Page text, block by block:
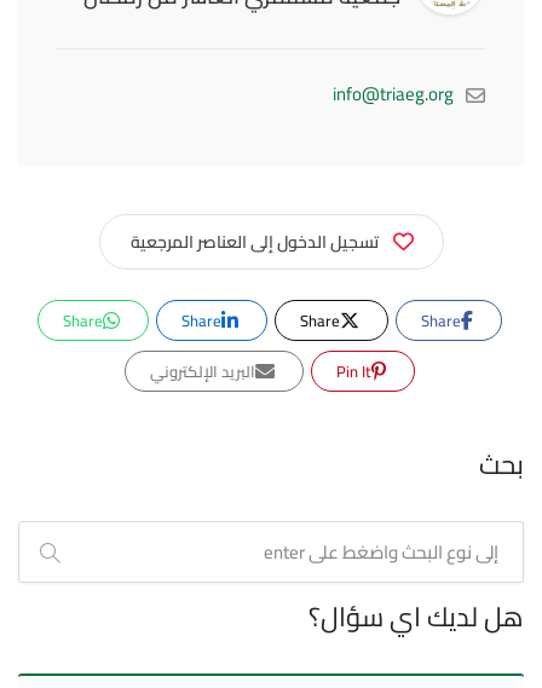
info@triaeg.org
تسجيل الدخول إلى العناصر المرجعية
Share
Share
Share
Share
Pin It
البريد الإلكتروني
بحث
هل لديك اي سؤال؟